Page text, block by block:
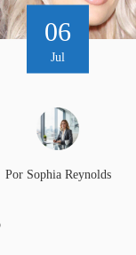
06
Jul
Por Sophia Reynolds